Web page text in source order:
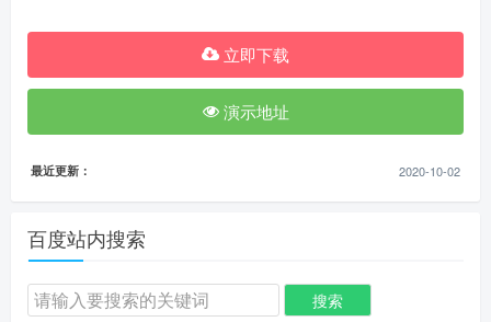
立即下载
演示地址
最近更新： 2020-10-02
百度站内搜索